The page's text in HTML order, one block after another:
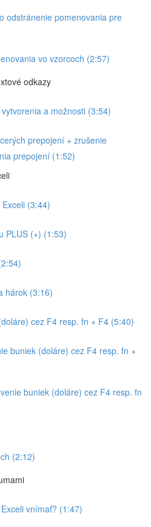
odstránenie pomenovania pre
vo vzorcoch (2:57)
odkazy
a možnosti (3:54)
prepojení + zrušenie
prepojení (1:52)
(3:44)
PLUS (+) (1:53)
hárok (3:16)
cez F4 resp. fn + F4 (5:40)
buniek (doláre) cez F4 resp. fn +
buniek (doláre) cez F4 resp. fn
(2:12)
vnímať? (1:47)